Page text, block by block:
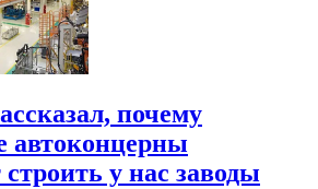
почему
автоконцерны
у нас заводы